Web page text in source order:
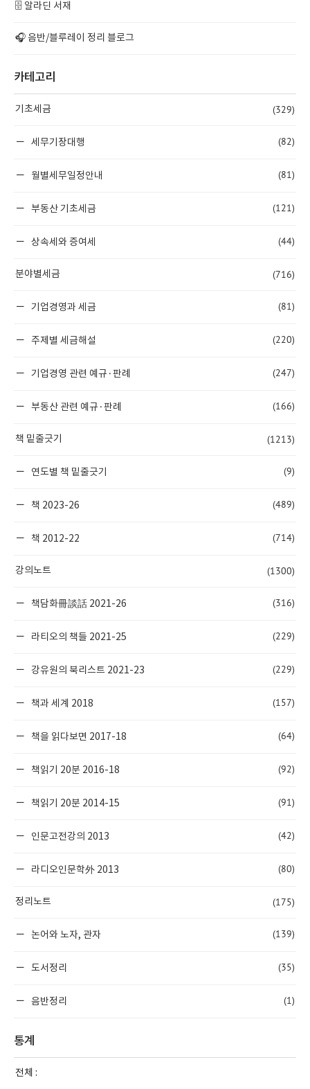
🗄️ 알라딘 서재
🎧 음반/블루레이 정리 블로그
카테고리
기초세금 (329)
세무기장대행 (82)
월별세무일정안내 (81)
부동산 기초세금 (121)
상속세와 증여세 (44)
분야별세금 (716)
기업경영과 세금 (81)
주제별 세금해설 (220)
기업경영 관련 예규·판례 (247)
부동산 관련 예규·판례 (166)
책 밑줄긋기 (1213)
연도별 책 밑줄긋기 (9)
책 2023-26 (489)
책 2012-22 (714)
강의노트 (1300)
책담화冊談話 2021-26 (316)
라티오의 책들 2021-25 (229)
강유원의 북리스트 2021-23 (229)
책과 세계 2018 (157)
책을 읽다보면 2017-18 (64)
책읽기 20분 2016-18 (92)
책읽기 20분 2014-15 (91)
인문고전강의 2013 (42)
라디오인문학外 2013 (80)
정리노트 (175)
논어와 노자, 관자 (139)
도서정리 (35)
음반정리 (1)
통계
전체 :